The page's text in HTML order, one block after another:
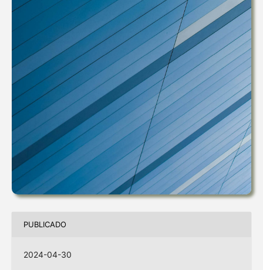
PUBLICADO
2024-04-30